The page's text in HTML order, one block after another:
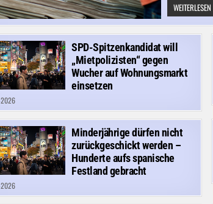
WEITERLESEN
SPD-Spitzenkandidat will
„Mietpolizisten“ gegen
Wucher auf Wohnungsmarkt
einsetzen
Minderjährige dürfen nicht
zurückgeschickt werden –
Hunderte aufs spanische
Festland gebracht